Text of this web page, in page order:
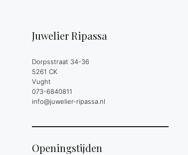
Juwelier Ripassa
Dorpsstraat 34-36
5261 CK
Vught
073-6840811
info@juwelier-ripassa.nl
Openingstijden